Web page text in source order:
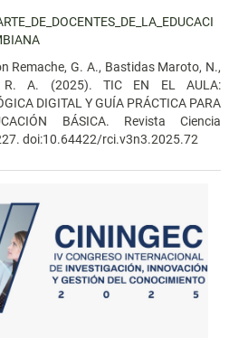
Remache, G. A., Bastidas Maroto, N.,
R. A. (2025). TIC EN EL AULA:
DIGITAL Y GUÍA PRÁCTICA PARA
BÁSICA. Revista Ciencia
doi:10.64422/rci.v3n3.2025.72